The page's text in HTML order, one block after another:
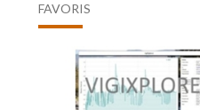
FAVORIS